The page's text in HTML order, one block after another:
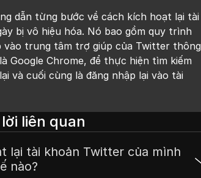
dẫn từng bước về cách kích hoạt lại tài
bị vô hiệu hóa. Nó bao gồm quy trình
trung tâm trợ giúp của Twitter thông
Google Chrome, để thực hiện tìm kiếm
và cuối cùng là đăng nhập lại vào tài
liên quan
lại tài khoản Twitter của mình
nào?